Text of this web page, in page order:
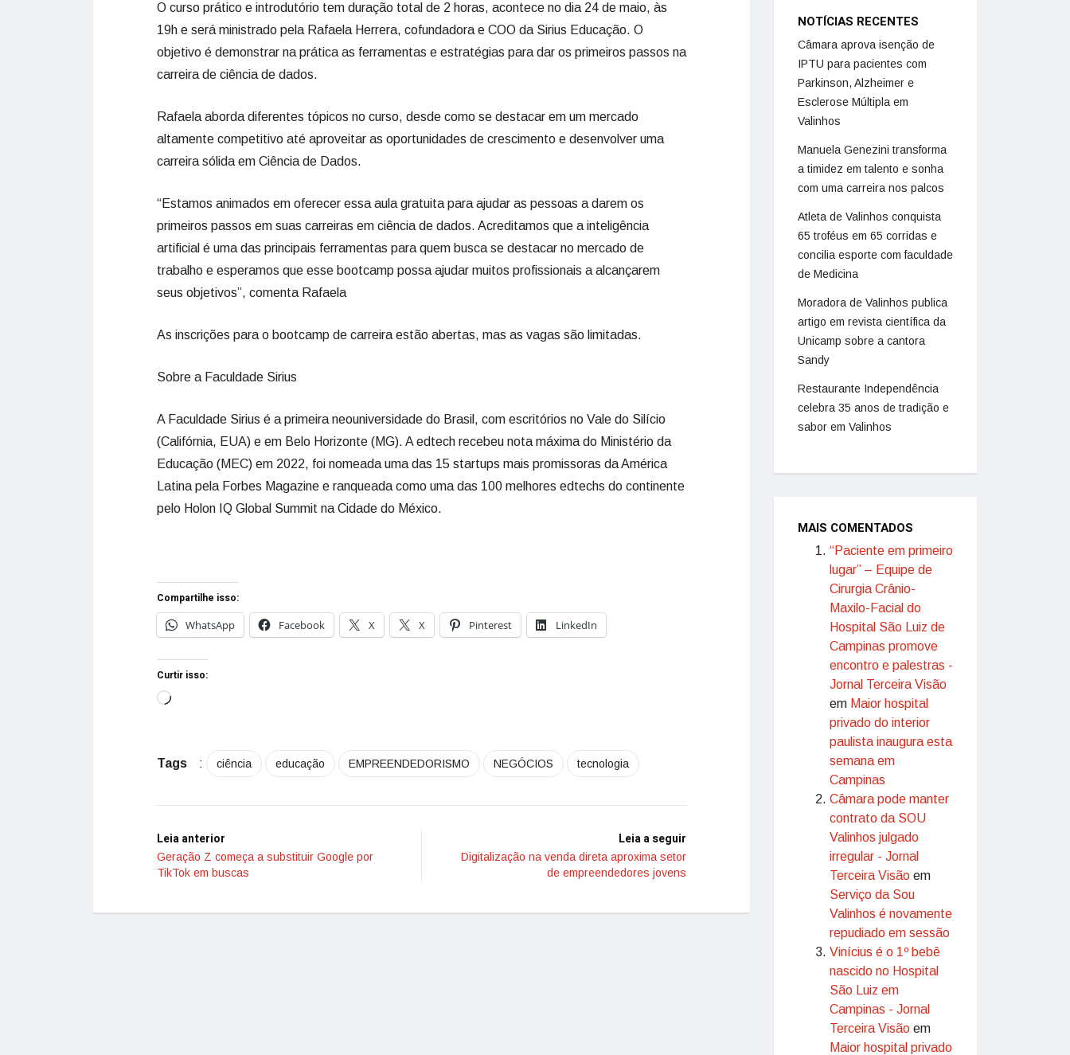
O curso prático e introdutório tem duração total de 2 horas, acontece no dia 24 de maio, às
19h e será ministrado pela Rafaela Herrera, cofundadora e COO da Sirius Educação. O
objetivo é demonstrar na prática as ferramentas e estratégias para dar os primeiros passos na
carreira de ciência de dados.
Rafaela aborda diferentes tópicos no curso, desde como se destacar em um mercado
altamente competitivo até aproveitar as oportunidades de crescimento e desenvolver uma
carreira sólida em Ciência de Dados.
“Estamos animados em oferecer essa aula gratuita para ajudar as pessoas a darem os
primeiros passos em suas carreiras em ciência de dados. Acreditamos que a inteligência
artificial é uma das principais ferramentas para quem busca se destacar no mercado de
trabalho e esperamos que esse bootcamp possa ajudar muitos profissionais a alcançarem
seus objetivos”, comenta Rafaela
As inscrições para o bootcamp de carreira estão abertas, mas as vagas são limitadas.
Sobre a Faculdade Sirius
A Faculdade Sirius é a primeira neouniversidade do Brasil, com escritórios no Vale do Silício
(Califórnia, EUA) e em Belo Horizonte (MG). A edtech recebeu nota máxima do Ministério da
Educação (MEC) em 2022, foi nomeada uma das 15 startups mais promissoras da América
Latina pela Forbes Magazine e ranqueada como uma das 100 melhores edtechs do continente
pelo Holon IQ Global Summit na Cidade do México.
Compartilhe isso:
WhatsApp
Facebook X X Pinterest LinkedIn
Curtir isso:
Tags : ciência educação EMPREENDEDORISMO NEGÓCIOS tecnologia
Leia anterior
Geração Z começa a substituir Google por
TikTok em buscas
Leia a seguir
Digitalização na venda direta aproxima setor
de empreendedores jovens
NOTÍCIAS RECENTES
Câmara aprova isenção de
IPTU para pacientes com
Parkinson, Alzheimer e
Esclerose Múltipla em
Valinhos
Manuela Genezini transforma
a timidez em talento e sonha
com uma carreira nos palcos
Atleta de Valinhos conquista
65 troféus em 65 corridas e
concilia esporte com faculdade
de Medicina
Moradora de Valinhos publica
artigo em revista científica da
Unicamp sobre a cantora
Sandy
Restaurante Independência
celebra 35 anos de tradição e
sabor em Valinhos
MAIS COMENTADOS
“Paciente em primeiro
lugar” – Equipe de
Cirurgia Crânio-
Maxilo-Facial do
Hospital São Luiz de
Campinas promove
encontro e palestras -
Jornal Terceira Visão
em Maior hospital
privado do interior
paulista inaugura esta
semana em
Campinas
Câmara pode manter
contrato da SOU
Valinhos julgado
irregular - Jornal
Terceira Visão em
Serviço da Sou
Valinhos é novamente
repudiado em sessão
Vinícius é o 1º bebê
nascido no Hospital
São Luiz em
Campinas - Jornal
Terceira Visão em
Maior hospital privado